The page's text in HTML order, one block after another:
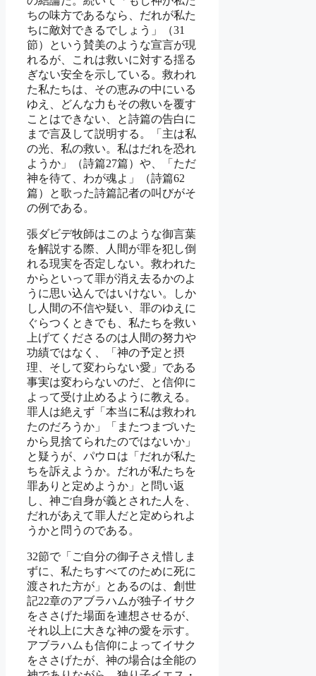
ちの味方であるなら、だれが私た
ちに敵対できるでしょう」（31
節）という賛美のような宣言が現
れるが、これは救いに対する揺る
ぎない安全を示している。救われ
た私たちは、その恵みの中にいる
ゆえ、どんな力もその救いを覆す
ことはできない、と詩篇の告白に
まで言及して説明する。「主は私
の光、私の救い。私はだれを恐れ
ようか」（詩篇27篇）や、「ただ
神を待て、わが魂よ」（詩篇62
篇）と歌った詩篇記者の叫びがそ
の例である。
張ダビデ牧師はこのような御言葉
を解説する際、人間が罪を犯し倒
れる現実を否定しない。救われた
からといって罪が消え去るかのよ
うに思い込んではいけない。しか
し人間の不信や疑い、罪のゆえに
ぐらつくときでも、私たちを救い
上げてくださるのは人間の努力や
功績ではなく、「神の予定と摂
理、そして変わらない愛」である
事実は変わらないのだ、と信仰に
よって受け止めるように教える。
罪人は絶えず「本当に私は救われ
たのだろうか」「またつまづいた
から見捨てられたのではないか」
と疑うが、パウロは「だれが私た
ちを訴えようか。だれが私たちを
罪ありと定めようか」と問い返
し、神ご自身が義とされた人を、
だれがあえて罪人だと定められよ
うかと問うのである。
32節で「ご自分の御子さえ惜しま
ずに、私たちすべてのために死に
渡された方が」とあるのは、創世
記22章のアブラハムが独子イサク
をささげた場面を連想させるが、
それ以上に大きな神の愛を示す。
アブラハムも信仰によってイサク
をささげたが、神の場合は全能の